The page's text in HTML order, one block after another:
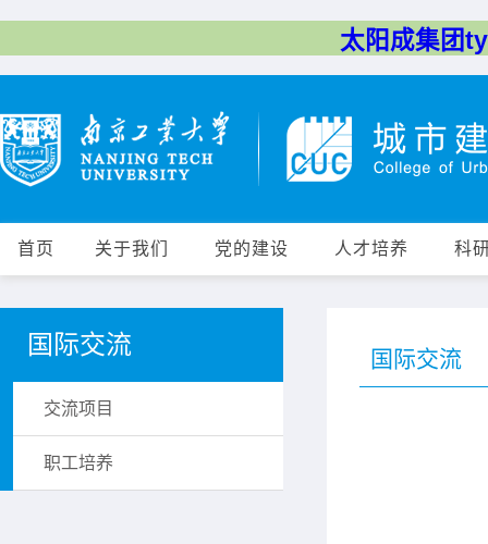
太阳成集团
首页 关于我们 党的建设 人才培养 科
国际交流
交流项目
职工培养
国际交流